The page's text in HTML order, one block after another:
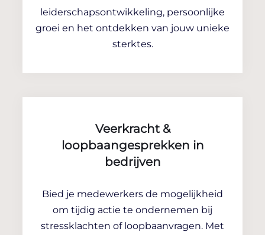
leiderschapsontwikkeling, persoonlijke
groei en het ontdekken van jouw unieke
sterktes.
Veerkracht &
loopbaangesprekken in
bedrijven
Bied je medewerkers de mogelijkheid
om tijdig actie te ondernemen bij
stressklachten of loopbaanvragen. Met